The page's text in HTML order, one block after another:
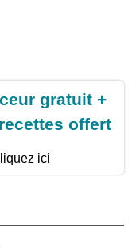
gratuit +
offert
ici